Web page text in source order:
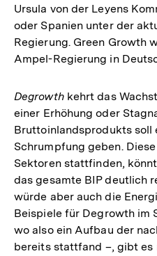
Ursula von der Leyens
oder Spanien unter der
Regierung. Green Growth
Ampel-Regierung in
Degrowthkehrt das
einer Erhöhung oder
Bruttoinlandsprodukts soll
Schrumpfung geben.
Sektoren stattfinden,
das gesamte BIP deutlich
würde aber auch die
Beispiele für Degrowth im
wo also ein Aufbau der
bereits stattfand –, gibt es